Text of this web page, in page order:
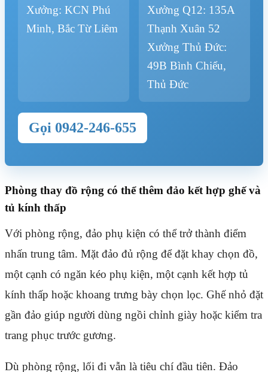
Xưởng: KCN Phú
Minh, Bắc Từ Liêm
Xưởng Q12: 135A
Thạnh Xuân 52
Xưởng Thủ Đức:
49B Bình Chiểu,
Thủ Đức
Gọi 0942-246-655
Phòng thay đồ rộng có thể thêm đảo kết hợp ghế và
tủ kính thấp
Với phòng rộng, đảo phụ kiện có thể trở thành điểm
nhấn trung tâm. Mặt đảo đủ rộng để đặt khay chọn đồ,
một cạnh có ngăn kéo phụ kiện, một cạnh kết hợp tủ
kính thấp hoặc khoang trưng bày chọn lọc. Ghế nhỏ đặt
gần đảo giúp người dùng ngồi chỉnh giày hoặc kiểm tra
trang phục trước gương.
Dù phòng rộng, lối đi vẫn là tiêu chí đầu tiên. Đảo